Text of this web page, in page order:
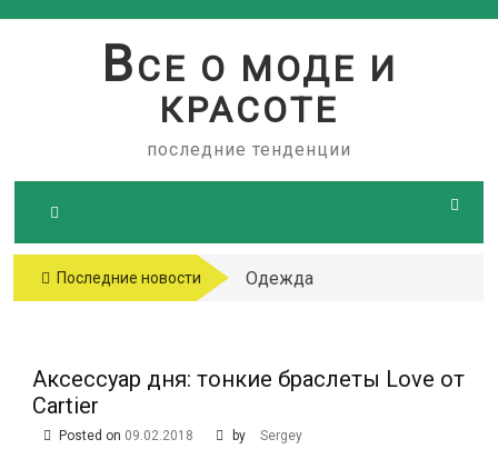
ВСЕ О МОДЕ И
КРАСОТЕ
последние тенденции
Последние новости
Одежда
Аксессуар дня: тонкие браслеты Love от
Cartier
Posted on 09.02.2018 by Sergey